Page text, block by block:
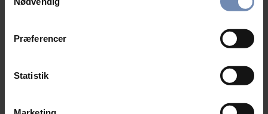
Præferencer
Statistik